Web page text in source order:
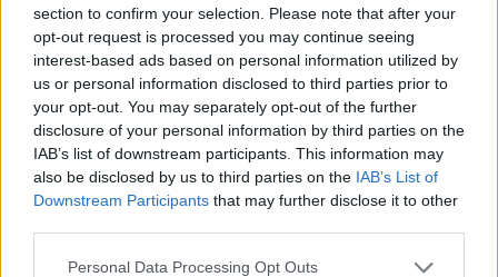
section to confirm your selection. Please note that after your
opt-out request is processed you may continue seeing
interest-based ads based on personal information utilized by
us or personal information disclosed to third parties prior to
your opt-out. You may separately opt-out of the further
disclosure of your personal information by third parties on the
IAB’s list of downstream participants. This information may
also be disclosed by us to third parties on the IAB’s List of
Downstream Participants that may further disclose it to other
Personal Data Processing Opt Outs
που οδήγησαν στην τραγωδία με την
έρευνα της ΕΛΑΣ να βρίσκεται σε εξέλιξη.
Περισσότερα σε λίγο..